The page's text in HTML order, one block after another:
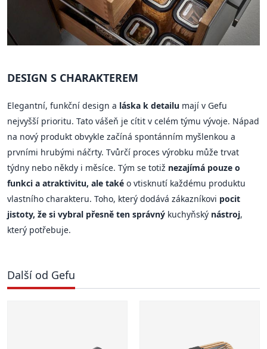
DESIGN S CHARAKTEREM
Elegantní, funkční design a láska k detailu mají v Gefu
nejvyšší prioritu. Tato vášeň je cítit v celém týmu vývoje. Nápad
na nový produkt obvykle začíná spontánním myšlenkou a
prvními hrubými náčrty. Tvůrčí proces výrobku může trvat
týdny nebo někdy i měsíce. Tým se totiž nezajímá pouze o
funkci a atraktivitu, ale také o vtisknutí každému produktu
vlastního charakteru. Toho, který dodává zákazníkovi pocit
jistoty, že si vybral přesně ten správný kuchyňský nástroj,
který potřebuje.
Další od Gefu